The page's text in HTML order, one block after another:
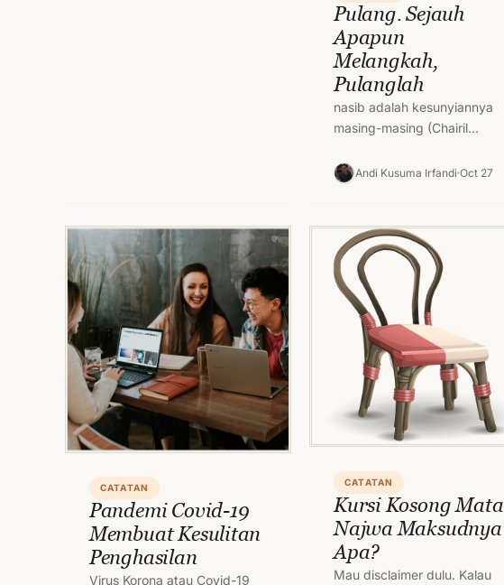
Pulang. Sejauh
Apapun
Melangkah,
Pulanglah
nasib adalah kesunyiannya
masing-masing (Chairil
jalani biasanya menyesap
Andi Kusuma Irfandi Oct 27
CATATAN
Pandemi Covid-19
Membuat Kesulitan
Penghasilan
Virus Korona atau Covid-19
CATATAN
Kursi Kosong Mata
Najwa Maksudnya
Apa?
Mau disclaimer dulu. Kalau